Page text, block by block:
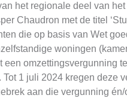
het regionale deel van
Chaudron met de titel
die op basis van Wet
woningen
een omzettingsvergunning
1 juli 2024 kregen deze
aan die vergunning